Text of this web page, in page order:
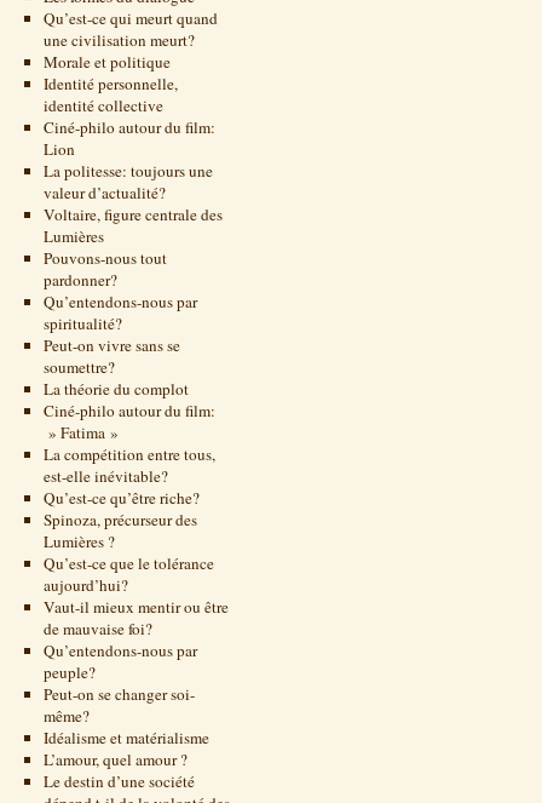
Qu’est-ce qui meurt quand
une civilisation meurt?
Morale et politique
Identité personnelle,
identité collective
Ciné-philo autour du film:
Lion
La politesse: toujours une
valeur d’actualité?
Voltaire, figure centrale des
Lumières
Pouvons-nous tout
pardonner?
Qu’entendons-nous par
spiritualité?
Peut-on vivre sans se
soumettre?
La théorie du complot
Ciné-philo autour du film:
» Fatima »
La compétition entre tous,
est-elle inévitable?
Qu’est-ce qu’être riche?
Spinoza, précurseur des
Lumières ?
Qu’est-ce que le tolérance
aujourd’hui?
Vaut-il mieux mentir ou être
de mauvaise foi?
Qu’entendons-nous par
peuple?
Peut-on se changer soi-
même?
Idéalisme et matérialisme
L’amour, quel amour ?
Le destin d’une société